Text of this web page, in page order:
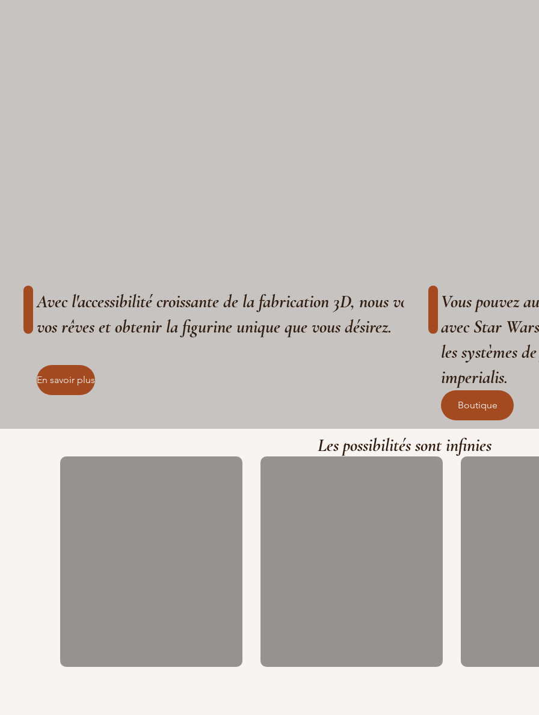
Avec l'accessibilité croissante de la fabrication 3D, nous vous aidons à réaliser
vos rêves et obtenir la figurine unique que vous désirez.
En savoir plus
Vous pouvez
avec Star
les systèmes
imperialis.
Boutique
Les possibilités sont infinies